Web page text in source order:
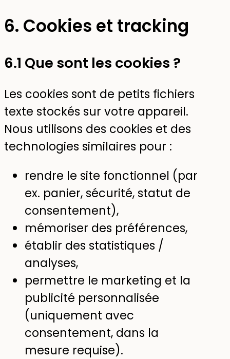
6. Cookies et tracking
6.1 Que sont les cookies ?
Les cookies sont de petits fichiers
texte stockés sur votre appareil.
Nous utilisons des cookies et des
technologies similaires pour :
rendre le site fonctionnel (par
ex. panier, sécurité, statut de
consentement),
mémoriser des préférences,
établir des statistiques /
analyses,
permettre le marketing et la
publicité personnalisée
(uniquement avec
consentement, dans la
mesure requise).